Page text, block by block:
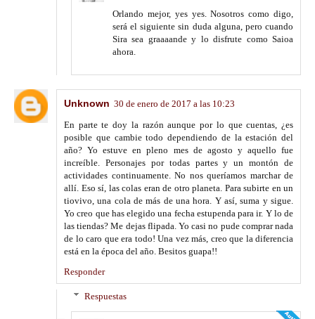
Orlando mejor, yes yes. Nosotros como digo,
será el siguiente sin duda alguna, pero cuando
Sira sea graaaande y lo disfrute como Saioa
ahora.
Unknown 30 de enero de 2017 a las 10:23
En parte te doy la razón aunque por lo que cuentas, ¿es
posible que cambie todo dependiendo de la estación del
año? Yo estuve en pleno mes de agosto y aquello fue
increíble. Personajes por todas partes y un montón de
actividades continuamente. No nos queríamos marchar de
allí. Eso sí, las colas eran de otro planeta. Para subirte en un
tiovivo, una cola de más de una hora. Y así, suma y sigue.
Yo creo que has elegido una fecha estupenda para ir. Y lo de
las tiendas? Me dejas flipada. Yo casi no pude comprar nada
de lo caro que era todo! Una vez más, creo que la diferencia
está en la época del año. Besitos guapa!!
Responder
Respuestas